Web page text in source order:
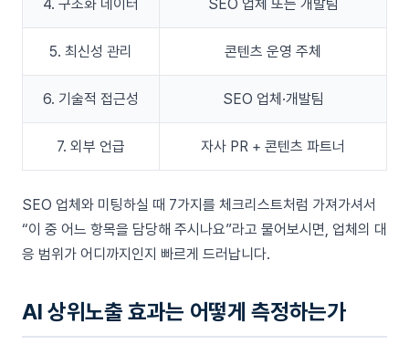
4. 구조화 데이터 SEO 업체 또는 개발팀
5. 최신성 관리 콘텐츠 운영 주체
6. 기술적 접근성 SEO 업체·개발팀
7. 외부 언급 자사 PR + 콘텐츠 파트너
SEO 업체와 미팅하실 때 7가지를 체크리스트처럼 가져가셔서
“이 중 어느 항목을 담당해 주시나요”라고 물어보시면, 업체의 대
응 범위가 어디까지인지 빠르게 드러납니다.
AI 상위노출 효과는 어떻게 측정하는가